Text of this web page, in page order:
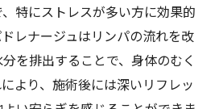
特にストレスが多い方に効果的
レナージュはリンパの流れを改
を排出することで、身体のむく
より、施術後には深いリフレッ